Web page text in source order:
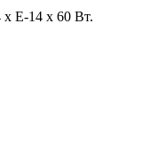
Е-14 х 60 Вт.